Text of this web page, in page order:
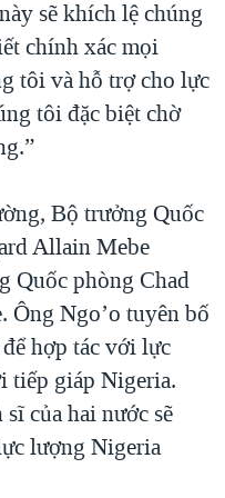
sẽ khích lệ chúng
chính xác mọi
tôi và hỗ trợ cho lực
tôi đặc biệt chờ
Bộ trưởng Quốc
Allain Mebe
Quốc phòng Chad
Ông Ngo’o tuyên bố
hợp tác với lực
tiếp giáp Nigeria.
của hai nước sẽ
lượng Nigeria